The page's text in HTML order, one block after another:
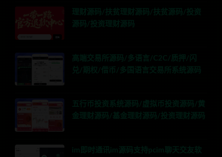
理财源码/扶贫理财源码/扶贫源码/投资
源码/投资理财源码
高端交易所源码/多语言/C2C/质押/闪
兑/期权/借币/多国语言交易所系统源码
五行币投资系统源码/虚拟币投资源码/黄
金理财源码/基金理财源码/投资理财源码
im即时通讯im源码支持pcim聊天交友软